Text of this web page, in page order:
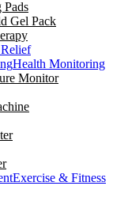
Pads
Gel Pack
Health Monitoring
Monitor
Exercise & Fitness